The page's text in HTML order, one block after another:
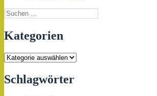
Suchen
nach:
Kategorien
Kategorien
Schlagwörter